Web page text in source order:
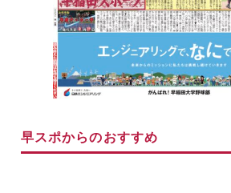
早スポからのおすすめ